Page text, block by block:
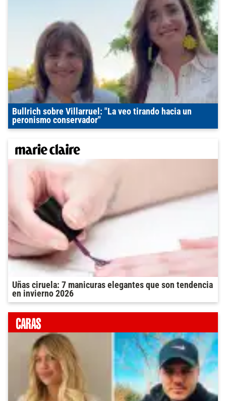
Bullrich sobre Villarruel: "La veo tirando hacia un
peronismo conservador"
Uñas ciruela: 7 manicuras elegantes que son tendencia
en invierno 2026